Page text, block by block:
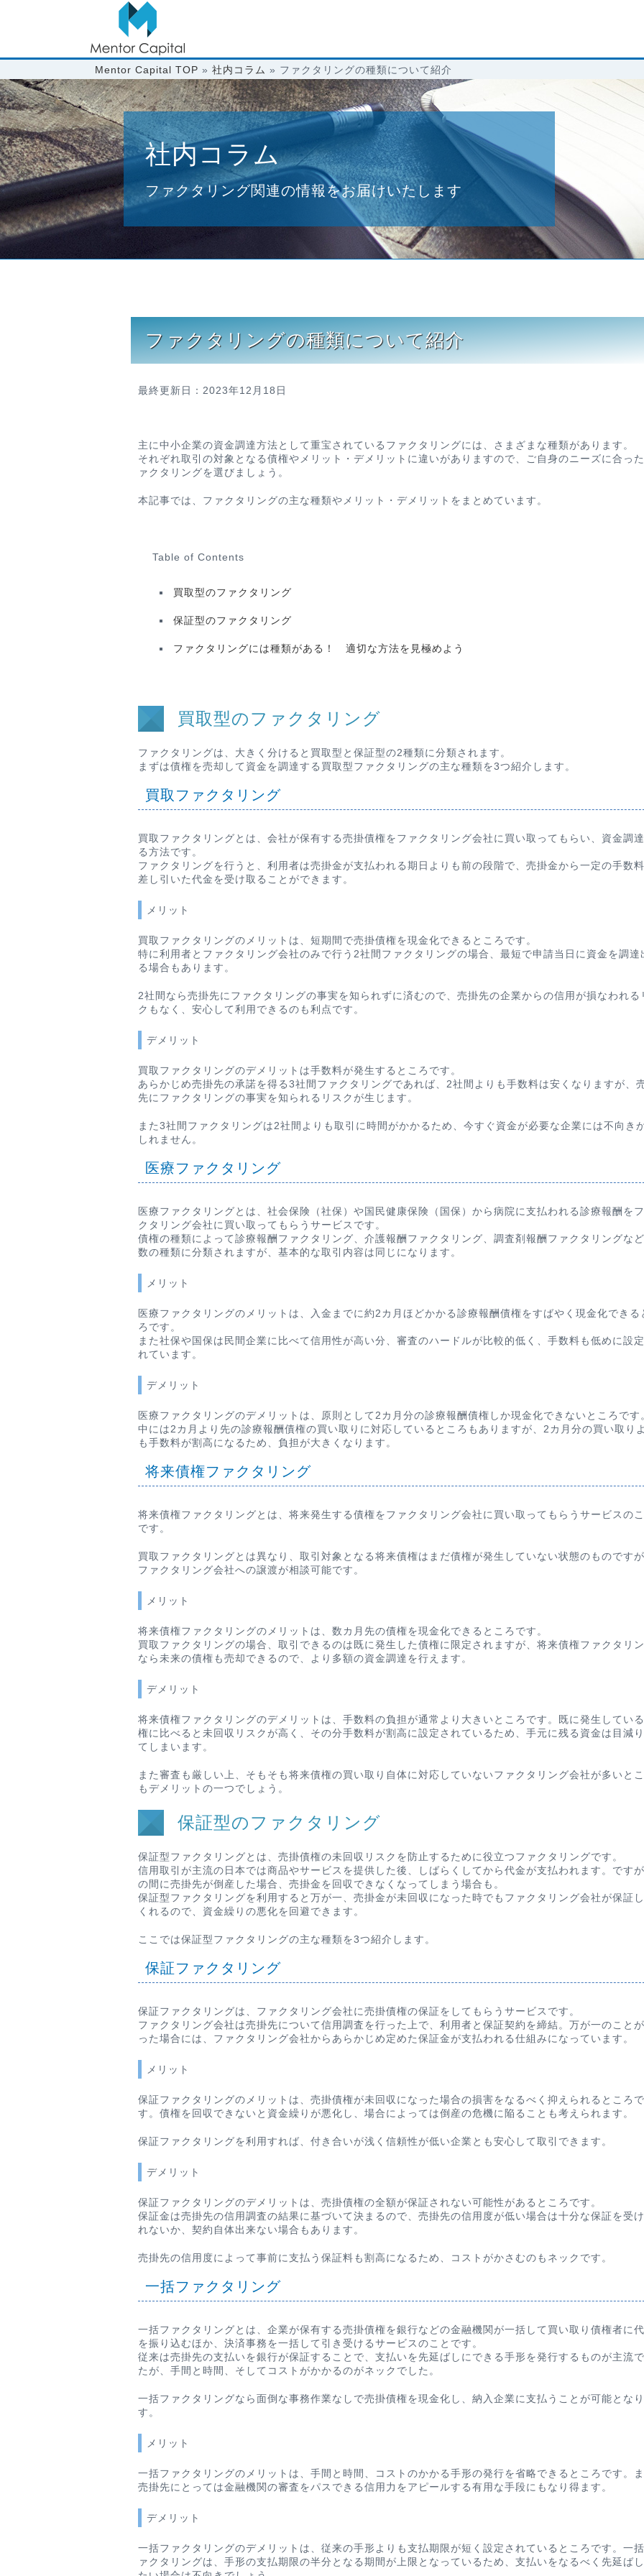
Mentor Capital TOP » 社内コラム » ファクタリングの種類について紹介
社内コラム
ファクタリング関連の情報をお届けいたします
ファクタリングの種類について紹介
最終更新日：2023年12月18日
主に中小企業の資金調達方法として重宝されているファクタリングには、さまざまな種類があります。
それぞれ取引の対象となる債権やメリット・デメリットに違いがありますので、ご自身のニーズに合っ
ァクタリングを選びましょう。
本記事では、ファクタリングの主な種類やメリット・デメリットをまとめています。
Table of Contents
買取型のファクタリング
保証型のファクタリング
ファクタリングには種類がある！ 適切な方法を見極めよう
買取型のファクタリング
ファクタリングは、大きく分けると買取型と保証型の2種類に分類されます。
まずは債権を売却して資金を調達する買取型ファクタリングの主な種類を3つ紹介します。
買取ファクタリング
買取ファクタリングとは、会社が保有する売掛債権をファクタリング会社に買い取ってもらい、資金調
る方法です。
ファクタリングを行うと、利用者は売掛金が支払われる期日よりも前の段階で、売掛金から一定の手数
差し引いた代金を受け取ることができます。
メリット
買取ファクタリングのメリットは、短期間で売掛債権を現金化できるところです。
特に利用者とファクタリング会社のみで行う2社間ファクタリングの場合、最短で申請当日に資金を調達
る場合もあります。
2社間なら売掛先にファクタリングの事実を知られずに済むので、売掛先の企業からの信用が損なわれる
クもなく、安心して利用できるのも利点です。
デメリット
買取ファクタリングのデメリットは手数料が発生するところです。
あらかじめ売掛先の承諾を得る3社間ファクタリングであれば、2社間よりも手数料は安くなりますが、
先にファクタリングの事実を知られるリスクが生じます。
また3社間ファクタリングは2社間よりも取引に時間がかかるため、今すぐ資金が必要な企業には不向き
しれません。
医療ファクタリング
医療ファクタリングとは、社会保険（社保）や国民健康保険（国保）から病院に支払われる診療報酬を
クタリング会社に買い取ってもらうサービスです。
債権の種類によって診療報酬ファクタリング、介護報酬ファクタリング、調査剤報酬ファクタリングな
数の種類に分類されますが、基本的な取引内容は同じになります。
メリット
医療ファクタリングのメリットは、入金までに約2カ月ほどかかる診療報酬債権をすばやく現金化できる
ろです。
また社保や国保は民間企業に比べて信用性が高い分、審査のハードルが比較的低く、手数料も低めに設定
れています。
デメリット
医療ファクタリングのデメリットは、原則として2カ月分の診療報酬債権しか現金化できないところです
中には2カ月より先の診療報酬債権の買い取りに対応しているところもありますが、2カ月分の買い取り
も手数料が割高になるため、負担が大きくなります。
将来債権ファクタリング
将来債権ファクタリングとは、将来発生する債権をファクタリング会社に買い取ってもらうサービスのこ
です。
買取ファクタリングとは異なり、取引対象となる将来債権はまだ債権が発生していない状態のものですが
ファクタリング会社への譲渡が相談可能です。
メリット
将来債権ファクタリングのメリットは、数カ月先の債権を現金化できるところです。
買取ファクタリングの場合、取引できるのは既に発生した債権に限定されますが、将来債権ファクタリ
なら未来の債権も売却できるので、より多額の資金調達を行えます。
デメリット
将来債権ファクタリングのデメリットは、手数料の負担が通常より大きいところです。既に発生してい
権に比べると未回収リスクが高く、その分手数料が割高に設定されているため、手元に残る資金は目減
てしまいます。
また審査も厳しい上、そもそも将来債権の買い取り自体に対応していないファクタリング会社が多いと
もデメリットの一つでしょう。
保証型のファクタリング
保証型ファクタリングとは、売掛債権の未回収リスクを防止するために役立つファクタリングです。
信用取引が主流の日本では商品やサービスを提供した後、しばらくしてから代金が支払われます。です
の間に売掛先が倒産した場合、売掛金を回収できなくなってしまう場合も。
保証型ファクタリングを利用すると万が一、売掛金が未回収になった時でもファクタリング会社が保証
くれるので、資金繰りの悪化を回避できます。
ここでは保証型ファクタリングの主な種類を3つ紹介します。
保証ファクタリング
保証ファクタリングは、ファクタリング会社に売掛債権の保証をしてもらうサービスです。
ファクタリング会社は売掛先について信用調査を行った上で、利用者と保証契約を締結。万が一のこと
った場合には、ファクタリング会社からあらかじめ定めた保証金が支払われる仕組みになっています。
メリット
保証ファクタリングのメリットは、売掛債権が未回収になった場合の損害をなるべく抑えられるところで
す。債権を回収できないと資金繰りが悪化し、場合によっては倒産の危機に陥ることも考えられます。
保証ファクタリングを利用すれば、付き合いが浅く信頼性が低い企業とも安心して取引できます。
デメリット
保証ファクタリングのデメリットは、売掛債権の全額が保証されない可能性があるところです。
保証金は売掛先の信用調査の結果に基づいて決まるので、売掛先の信用度が低い場合は十分な保証を受
れないか、契約自体出来ない場合もあります。
売掛先の信用度によって事前に支払う保証料も割高になるため、コストがかさむのもネックです。
一括ファクタリング
一括ファクタリングとは、企業が保有する売掛債権を銀行などの金融機関が一括して買い取り債権者に
を振り込むほか、決済事務を一括して引き受けるサービスのことです。
従来は売掛先の支払いを銀行が保証することで、支払いを先延ばしにできる手形を発行するものが主流
たが、手間と時間、そしてコストがかかるのがネックでした。
一括ファクタリングなら面倒な事務作業なしで売掛債権を現金化し、納入企業に支払うことが可能となり
す。
メリット
一括ファクタリングのメリットは、手間と時間、コストのかかる手形の発行を省略できるところです。
売掛先にとっては金融機関の審査をパスできる信用力をアピールする有用な手段にもなり得ます。
デメリット
一括ファクタリングのデメリットは、従来の手形よりも支払期限が短く設定されているところです。一
ァクタリングは、手形の支払期限の半分となる期間が上限となっているため、支払いをなるべく先延ば